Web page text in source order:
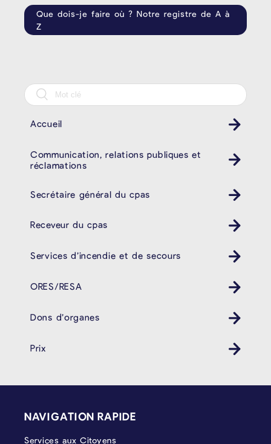
Que dois-je faire où ? Notre registre de A à
Z
Accueil
Communication, relations publiques et
réclamations
Secrétaire général du cpas
Receveur du cpas
Services d’incendie et de secours
ORES/RESA
Dons d’organes
Prix
NAVIGATION RAPIDE
Services aux Citoyens